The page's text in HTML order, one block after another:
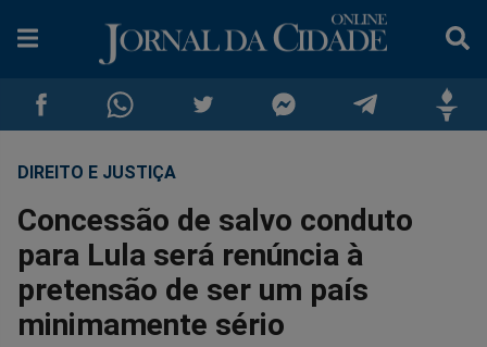
Compartilhar
no
Facebook
Compartilhar
no
Whatsapp
Compartilhar
no
Twitter
no
Messenger
no
Telegram
DIREITO E JUSTIÇA
Concessão de salvo conduto
para Lula será renúncia à
pretensão de ser um país
minimamente sério